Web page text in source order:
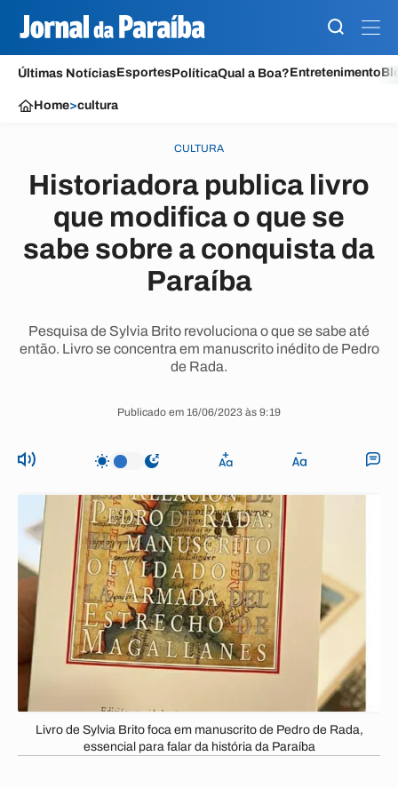
Últimas NotíciasEsportesPolíticaQual a Boa?Entretenimento
Home>cultura
CULTURA
Historiadora publica livro
que modifica o que se
sabe sobre a conquista da
Paraíba
Pesquisa de Sylvia Brito revoluciona o que se sabe até
então. Livro se concentra em manuscrito inédito de Pedro
de Rada.
Publicado em 16/06/2023 às 9:19
Livro de Sylvia Brito foca em manuscrito de Pedro de Rada,
essencial para falar da história da Paraíba